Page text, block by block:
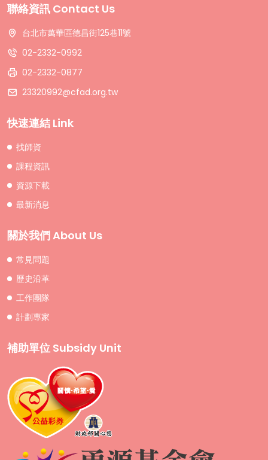
聯絡資訊 Contact Us
台北市萬華區德昌街125巷11號
02-2332-0992
02-2332-0877
23320992@cfad.org.tw
快速連結 Link
找師資
課程資訊
資源下載
最新消息
關於我們 About Us
常見問題
歷史沿革
工作團隊
計劃專家
補助單位 Subsidy Unit